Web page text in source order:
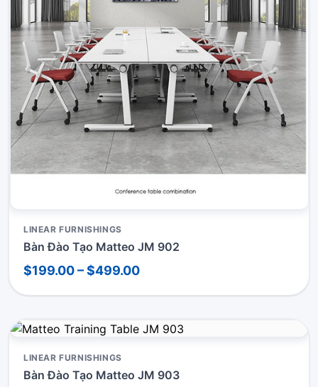
LINEAR FURNISHINGS
Bàn Đào Tạo Matteo JM 902
$199.00 – $499.00
LINEAR FURNISHINGS
Bàn Đào Tạo Matteo JM 903